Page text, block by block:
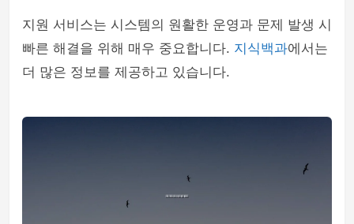
지원 서비스는 시스템의 원활한 운영과 문제 발생 시
빠른 해결을 위해 매우 중요합니다. 지식백과에서는
더 많은 정보를 제공하고 있습니다.